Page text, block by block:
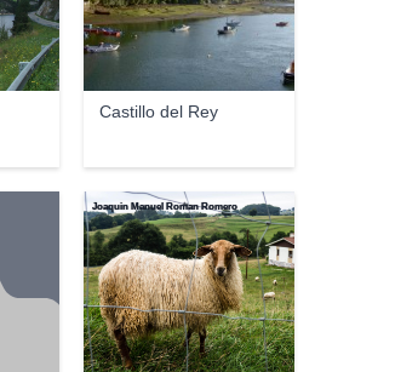
Castillo del Rey
Joaquin Manuel Roman Romero